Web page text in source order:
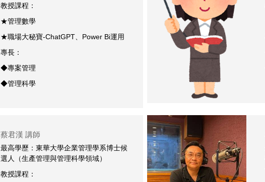
教授課程：
★管理數學
★職場大秘寶-ChatGPT、Power Bi運用
專長：
◆專案管理
◆管理科學
蔡君漢 講師
最高學歷：東華大學企業管理學系博士候
選人（生產管理與管理科學領域）
教授課程：